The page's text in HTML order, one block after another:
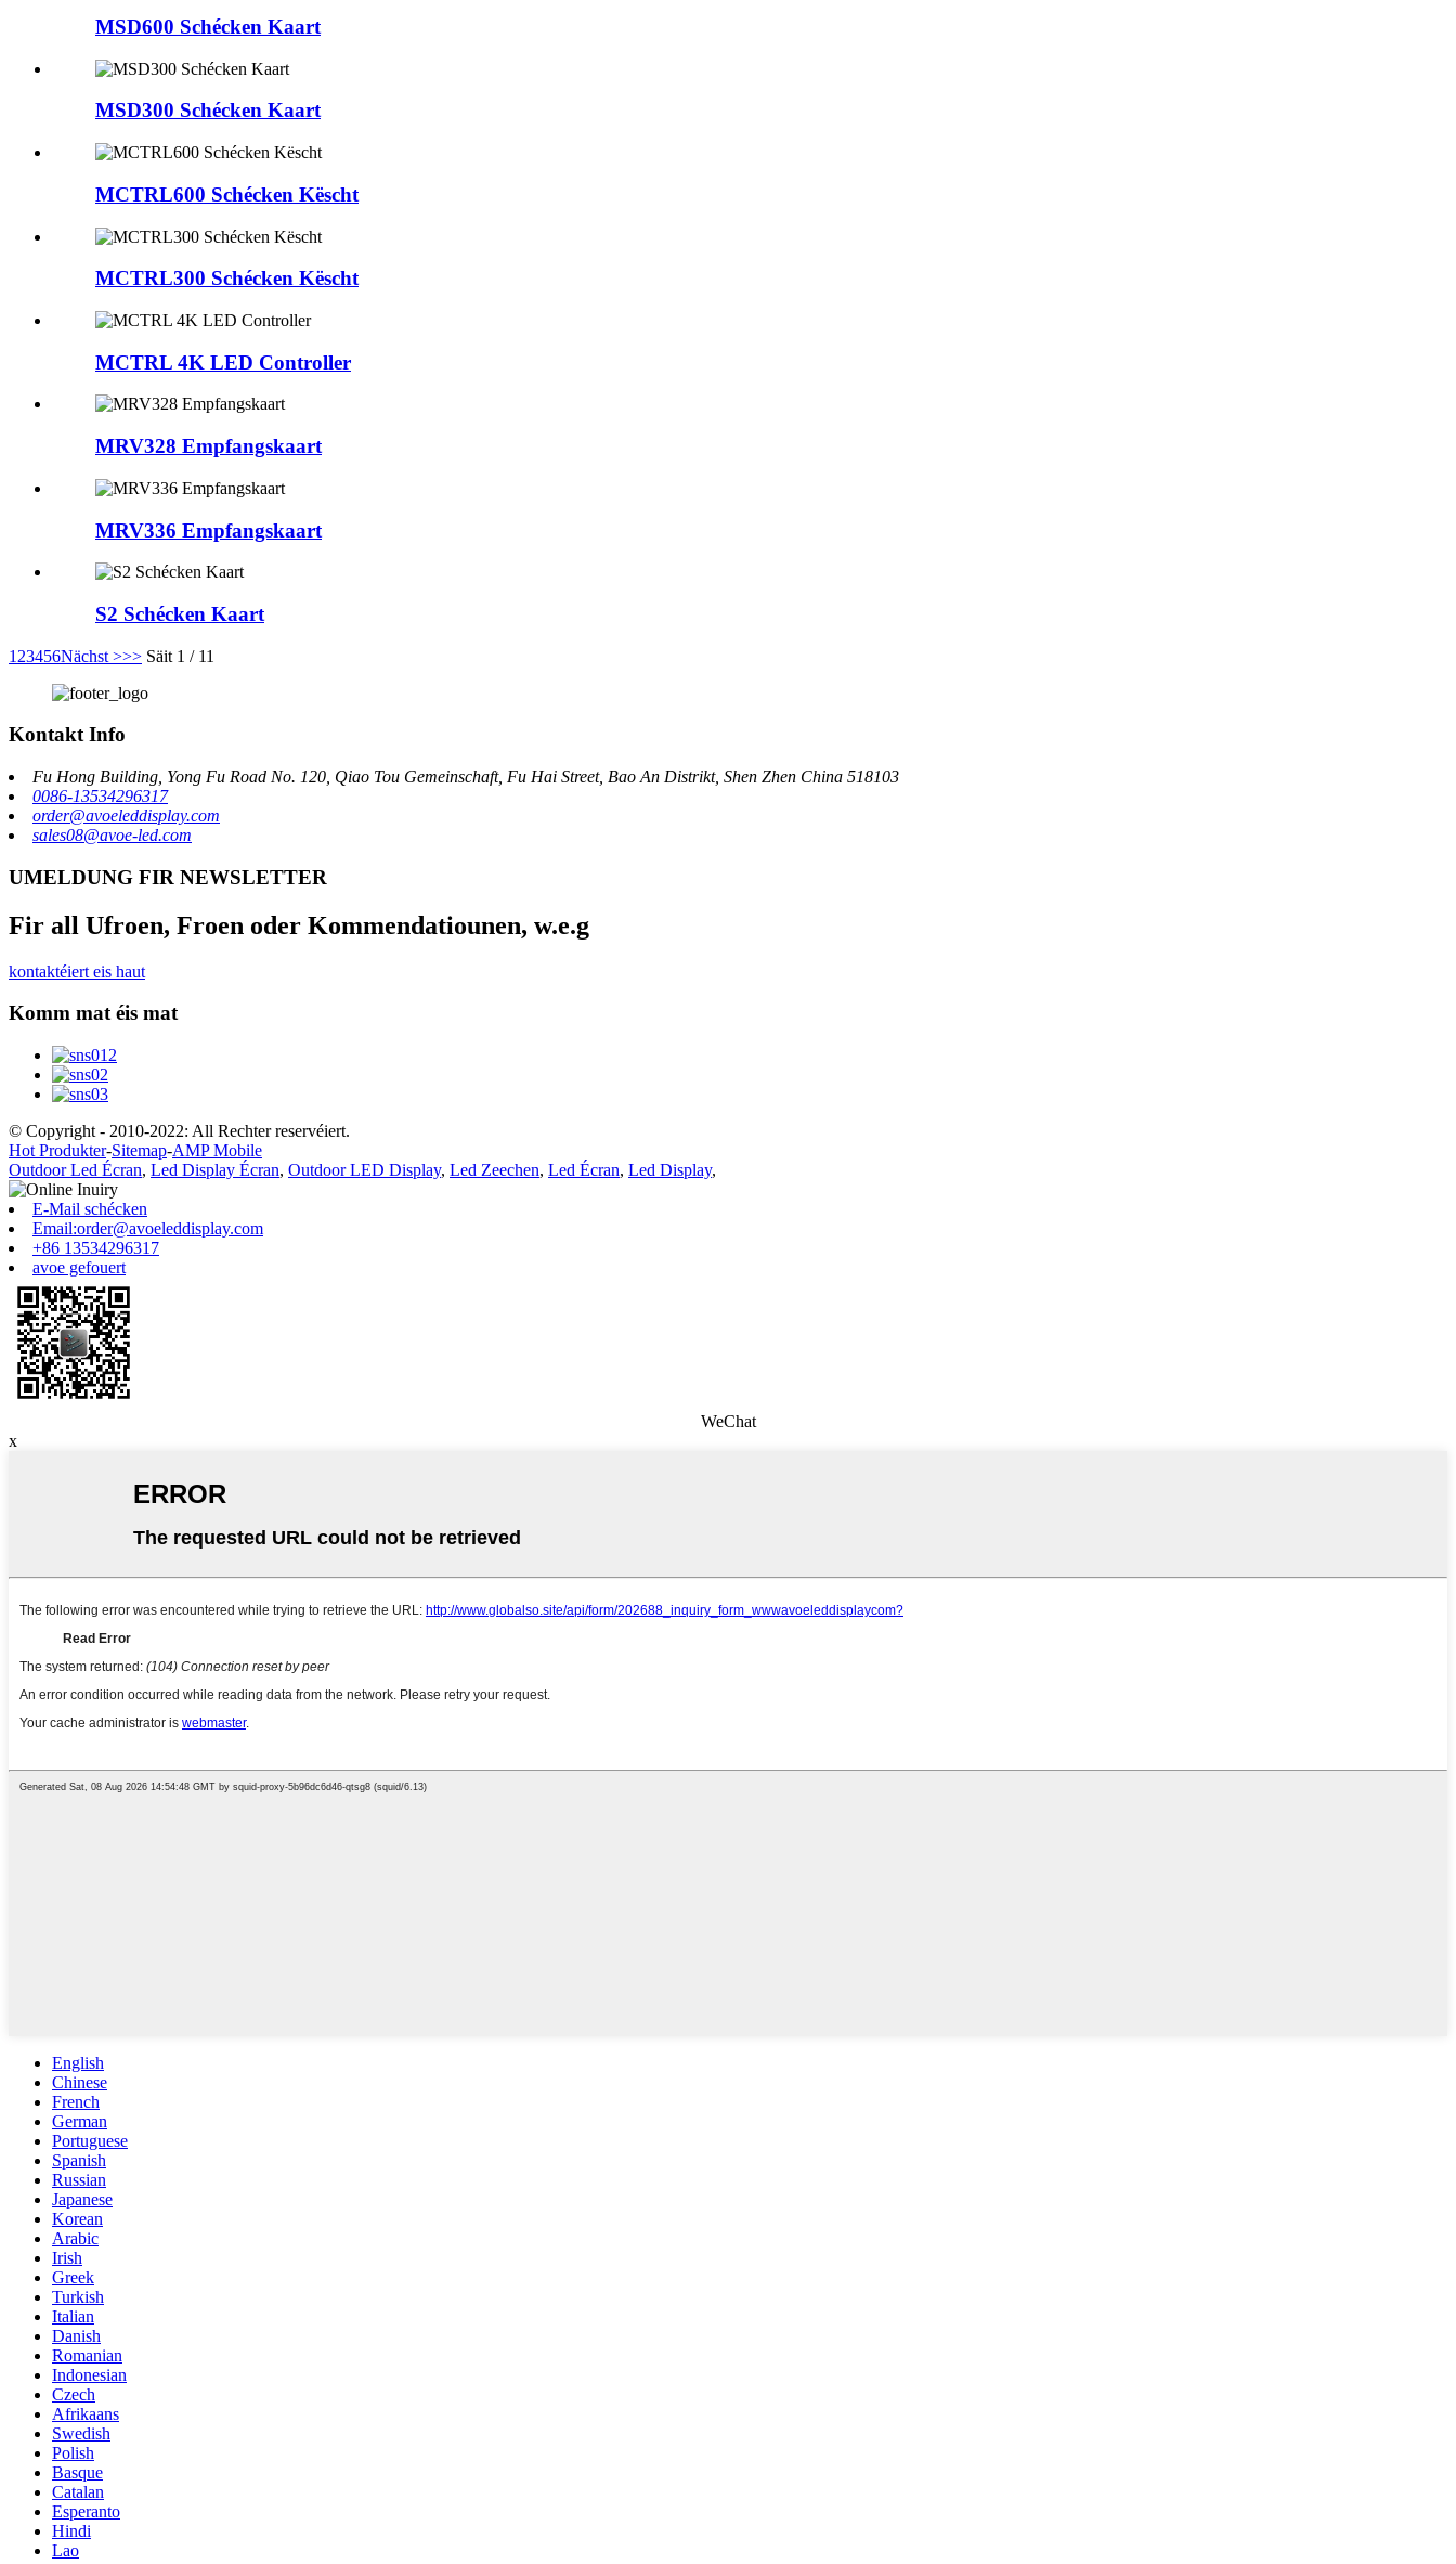
MSD600 Schécken Kaart
MSD300 Schécken Kaart
MCTRL600 Schécken Këscht
MCTRL300 Schécken Këscht
MCTRL 4K LED Controller
MRV328 Empfangskaart
MRV336 Empfangskaart
S2 Schécken Kaart
1 23456Nächst >>> Säit 1 / 11
Kontakt Info
Fu Hong Building, Yong Fu Road No. 120, Qiao Tou Gemeinschaft, Fu Hai Street, Bao An Distrikt, Shen Zhen China 518103
0086-13534296317
order@avoeleddisplay.com
sales08@avoe-led.com
UMELDUNG FIR NEWSLETTER
Fir all Ufroen, Froen oder Kommendatiounen, w.e.g
kontaktéiert eis haut
Komm mat éis mat
© Copyright - 2010-2022: All Rechter reservéiert.
Hot Produkter-Sitemap-AMP Mobile
Outdoor Led Écran, Led Display Écran, Outdoor LED Display, Led Zeechen, Led Écran, Led Display,
E-Mail schécken
Email:order@avoeleddisplay.com
+86 13534296317
avoe gefouert
WeChat
x
English
Chinese
French
German
Portuguese
Spanish
Russian
Japanese
Korean
Arabic
Irish
Greek
Turkish
Italian
Danish
Romanian
Indonesian
Czech
Afrikaans
Swedish
Polish
Basque
Catalan
Esperanto
Hindi
Lao